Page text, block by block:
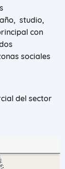
studio,
con
sociales
del sector